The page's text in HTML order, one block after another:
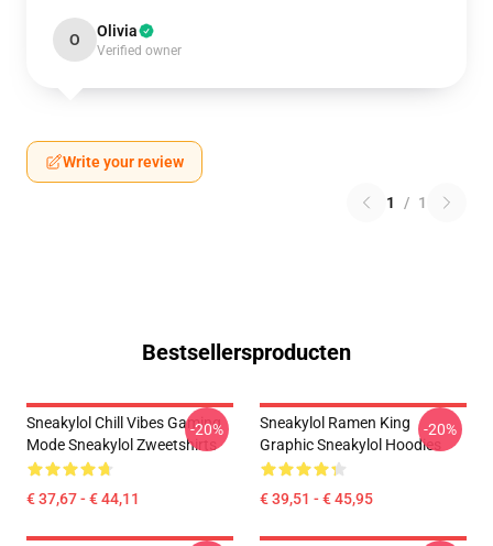
O Olivia
Verified owner
Write your review
1 / 1
Bestsellersproducten
Sneakylol Chill Vibes Gaming
Mode Sneakylol Zweetshirts
€ 37,67 - € 44,11
-20%
Sneakylol Ramen King
Graphic Sneakylol Hoodies
€ 39,51 - € 45,95
-20%